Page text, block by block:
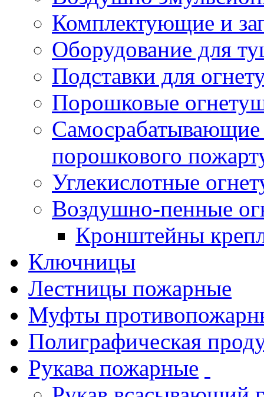
Комплектующие и
Оборудование для
Подставки для
Порошковые
порошкового
Углекислотные
Воздушно-пенные
Кронштейны
Ключницы
Лестницы пожарные
Муфты
Полиграфическая
Рукава пожарные